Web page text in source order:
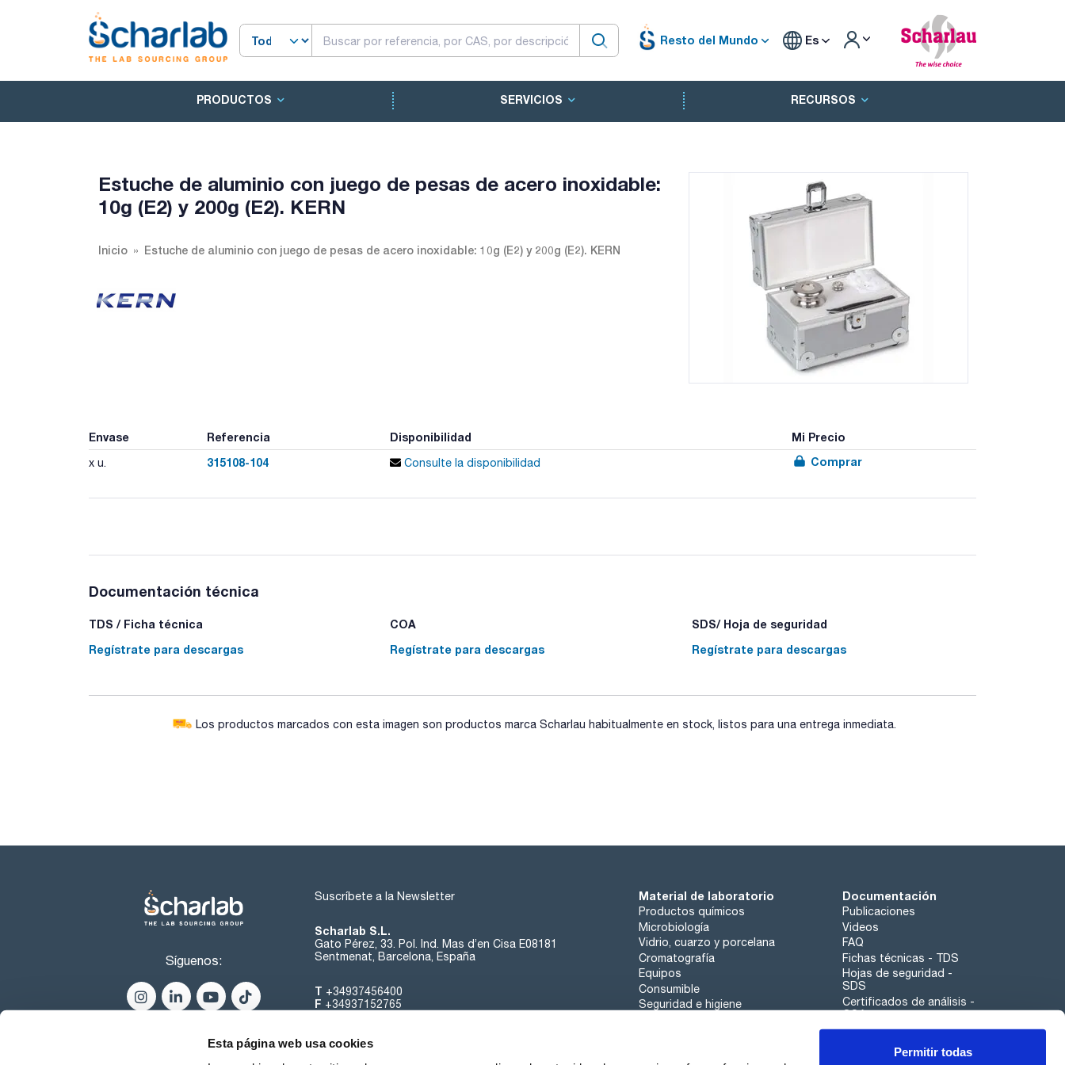
Esta página web usa cookies
Permitir todas
Resto del Mundo Es
PRODUCTOS SERVICIOS RECURSOS
Estuche de aluminio con juego de pesas de acero inoxidable:
10g (E2) y 200g (E2). KERN
Inicio Estuche de aluminio con juego de pesas de acero inoxidable: 10g (E2) y 200g (E2). KERN
Envase Referencia Disponibilidad Mi Precio
x u. 315108-104 Consulte la disponibilidad Comprar
Documentación técnica
TDS / Ficha técnica
Regístrate para descargas
COA
Regístrate para descargas
SDS/ Hoja de seguridad
Regístrate para descargas
Los productos marcados con esta imagen son productos marca Scharlau habitualmente en stock, listos para una entrega inmediata.
Síguenos:
Suscríbete a la Newsletter
Scharlab S.L.
Gato Pérez, 33. Pol. Ind. Mas d’en Cisa E08181
Sentmenat, Barcelona, España
T +34937456400
F +34937152765
Material de laboratorio
Productos químicos
Microbiología
Vidrio, cuarzo y porcelana
Cromatografía
Equipos
Consumible
Seguridad e higiene
Documentación
Publicaciones
Videos
FAQ
Fichas técnicas - TDS
Hojas de seguridad -
SDS
Certificados de análisis -
COA
Aplicaciones